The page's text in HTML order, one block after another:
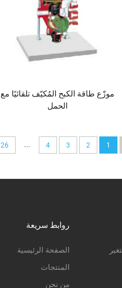
موزّع طاقة الكبح المُكيّف تلقائيًا مع
الحمل
1
2
3
4
...
26
روابط سريعة
الصفحة الرئيسية
المنتجات
من نحن